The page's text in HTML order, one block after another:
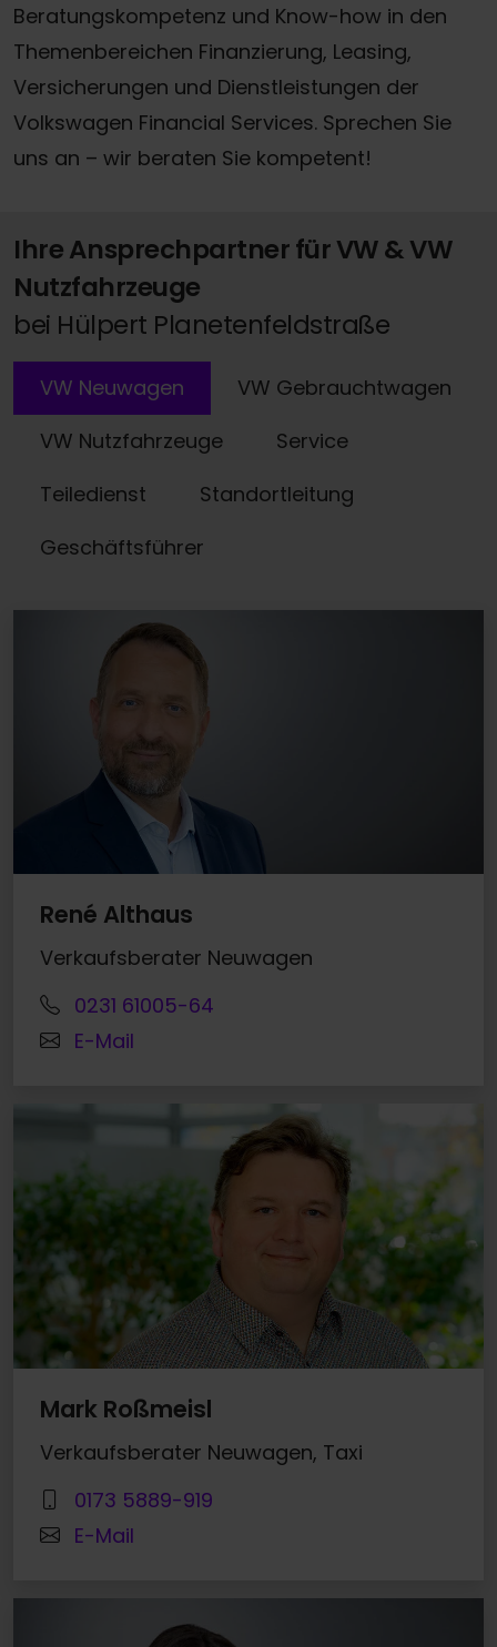
Beratungskompetenz und Know-how in den
Themenbereichen Finanzierung, Leasing,
Versicherungen und Dienstleistungen der
Volkswagen Financial Services. Sprechen Sie
uns an – wir beraten Sie kompetent!
Ihre Ansprechpartner für VW & VW
Nutzfahrzeuge
bei Hülpert Planetenfeldstraße
VW Neuwagen
VW Gebrauchtwagen
VW Nutzfahrzeuge
Service
Teiledienst
Standortleitung
Geschäftsführer
René Althaus
Verkaufsberater Neuwagen
0231 61005-64
E-Mail
Mark Roßmeisl
Verkaufsberater Neuwagen, Taxi
0173 5889-919
E-Mail